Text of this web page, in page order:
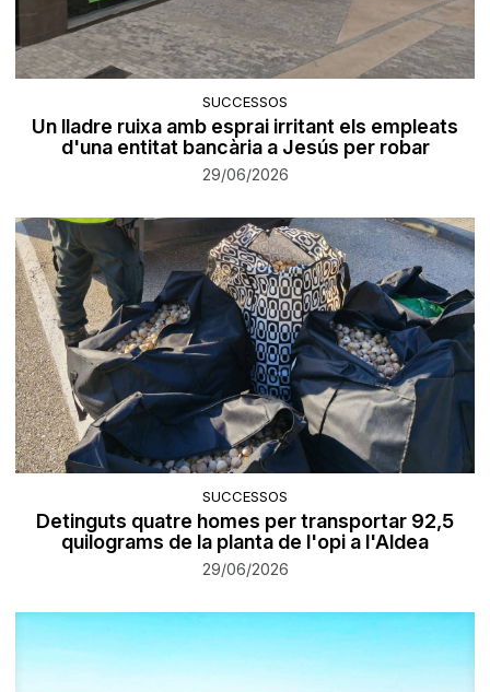
SUCCESSOS
Un lladre ruixa amb esprai irritant els empleats
d'una entitat bancària a Jesús per robar
29/06/2026
SUCCESSOS
Detinguts quatre homes per transportar 92,5
quilograms de la planta de l'opi a l'Aldea
29/06/2026